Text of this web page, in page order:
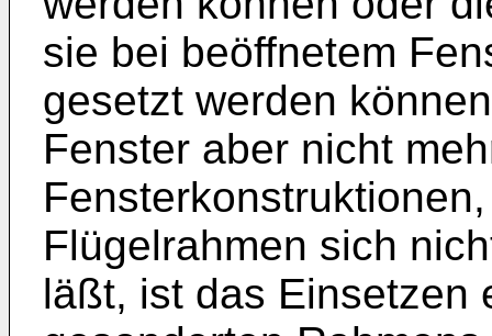
sie bei beöffnetem
gesetzt werden
Fenster aber nicht
Flügelrahmen sich
läßt, ist das Einsetzen